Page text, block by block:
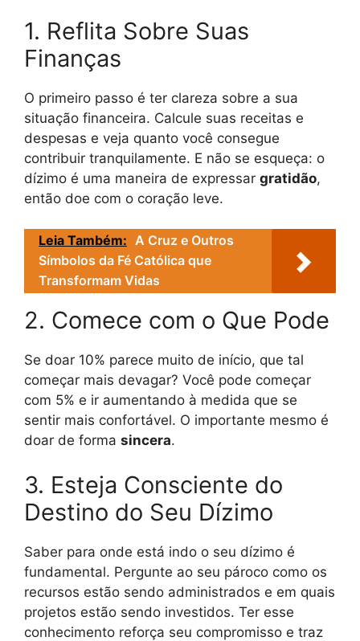
1. Reflita Sobre Suas
Finanças
O primeiro passo é ter clareza sobre a sua
situação financeira. Calcule suas receitas e
despesas e veja quanto você consegue
contribuir tranquilamente. E não se esqueça: o
dízimo é uma maneira de expressar gratidão,
então doe com o coração leve.
Leia Também: A Cruz e Outros
Símbolos da Fé Católica que
Transformam Vidas
2. Comece com o Que Pode
Se doar 10% parece muito de início, que tal
começar mais devagar? Você pode começar
com 5% e ir aumentando à medida que se
sentir mais confortável. O importante mesmo é
doar de forma sincera.
3. Esteja Consciente do
Destino do Seu Dízimo
Saber para onde está indo o seu dízimo é
fundamental. Pergunte ao seu pároco como os
recursos estão sendo administrados e em quais
projetos estão sendo investidos. Ter esse
conhecimento reforça seu compromisso e traz